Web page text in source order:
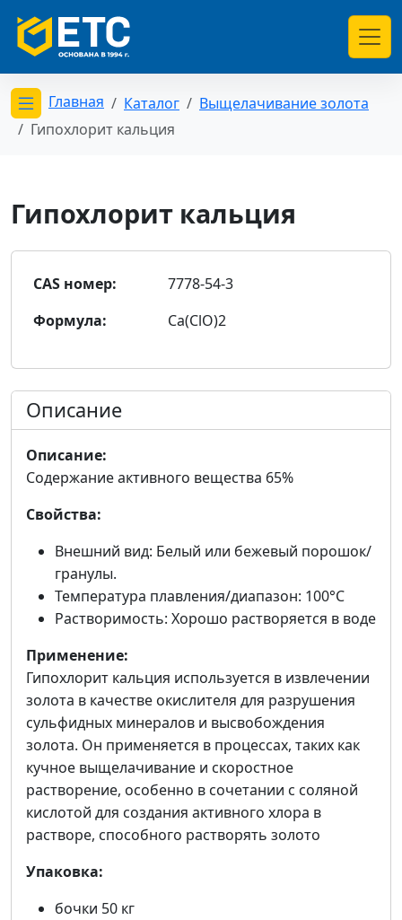
Открыть меню категорий
Главная Каталог
Выщелачивание золота
Гипохлорит кальция
Гипохлорит кальция
CAS номер:
7778-54-3
Формула:
Ca(ClO)2
Описание
Описание:
Содержание активного вещества 65%
Свойства:
Внешний вид: Белый или бежевый порошок/
гранулы.
Температура плавления/диапазон: 100°C
Растворимость: Хорошо растворяется в воде
Применение:
Гипохлорит кальция используется в извлечении
золота в качестве окислителя для разрушения
сульфидных минералов и высвобождения
золота. Он применяется в процессах, таких как
кучное выщелачивание и скоростное
растворение, особенно в сочетании с соляной
кислотой для создания активного хлора в
растворе, способного растворять золото
Упаковка:
бочки 50 кг